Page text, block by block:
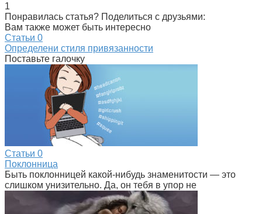
1
Понравилась статья? Поделиться с друзьями:
Вам также может быть интересно
Статьи 0
Определени стиля привязанности
Поставьте галочку
Статьи 0
Поклонница
Быть поклонницей какой-нибудь знаменитости — это
слишком унизительно. Да, он тебя в упор не